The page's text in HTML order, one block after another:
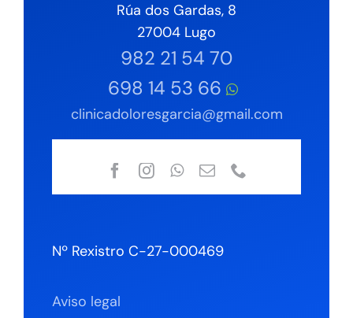
Rúa dos Gardas, 8
27004 Lugo
982 21 54 70
698 14 53 66
clinicadoloresgarcia@gmail.com
Nº Rexistro C-27-000469
Aviso legal